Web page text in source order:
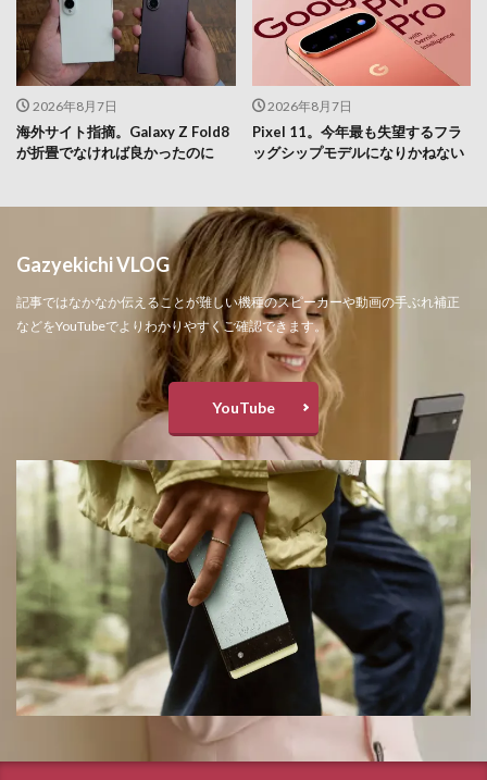
2026年8月7日
海外サイト指摘。Galaxy Z Fold8
が折畳でなければ良かったのに
2026年8月7日
Pixel 11。今年最も失望するフラ
ッグシップモデルになりかねない
Gazyekichi VLOG
記事ではなかなか伝えることが難しい機種のスピーカーや動画の手ぶれ補正
などをYouTubeでよりわかりやすくご確認できます。
YouTube